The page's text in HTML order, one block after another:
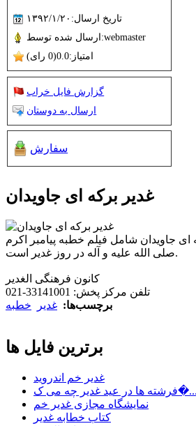
تاریخ ارسال:۱۳۹۲/۱/۲۰
ارسال شده توسط:webmaster
امتیاز:0.0(0 رای)
گزارش فایل خراب
ارسال به دوستان
سفارش
غدیر برکه ای جاویدان
جاویدان شامل فیلم خطبه پیامبر اکرم
صلی الله علیه و آله در روز غدیر است.
کانون فرهنگی الغدیر
تلفن مرکز پخش: 33141001-021
برچسب‌ها: غدیر خطبه
برترین فایل ها
غدیر خم اندروید
فرشته ها در عید غدیر چه می ک�...
نمایشگاه مجازی غدیر خم
کتاب خطابه غدیر